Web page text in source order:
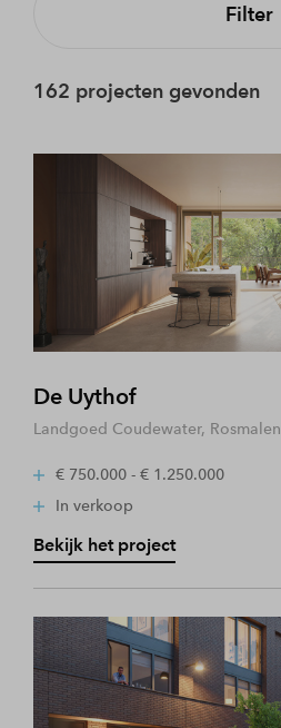
Filter
162 projecten gevonden
De Uythof
Landgoed Coudewater, Rosmalen
€ 750.000 - € 1.250.000
In verkoop
Bekijk het project